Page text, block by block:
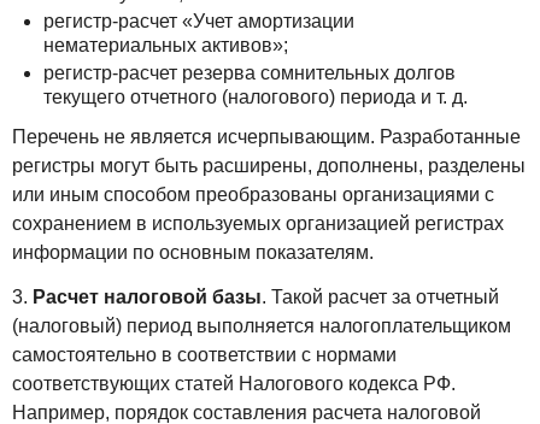
регистр-расчет «Учет амортизации
нематериальных активов»;
регистр-расчет резерва сомнительных долгов
текущего отчетного (налогового) периода и т. д.
Перечень не является исчерпывающим. Разработанные
регистры могут быть расширены, дополнены, разделены
или иным способом преобразованы организациями с
сохранением в используемых организацией регистрах
информации по основным показателям.
3. Расчет налоговой базы. Такой расчет за отчетный
(налоговый) период выполняется налогоплательщиком
самостоятельно в соответствии с нормами
соответствующих статей Налогового кодекса РФ.
Например, порядок составления расчета налоговой